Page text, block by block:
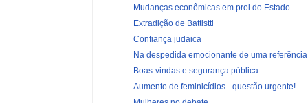
Mudanças econômicas em prol do Estado
Extradição de Battistti
Confiança judaica
Na despedida emocionante de uma
Boas-vindas e segurança pública
Aumento de feminicídios - questão urgente!